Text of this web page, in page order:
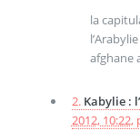
la
afghane
2. Kabylie :
2012, 10:22,